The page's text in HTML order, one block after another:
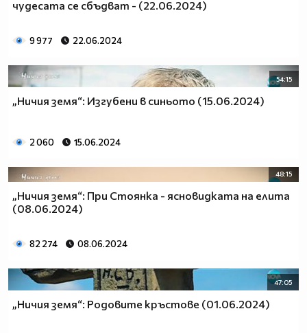
чудесата се сбъдват - (22.06.2024)
9 977 22.06.2024
54:15
„Ничия земя“: Изгубени в синьото (15.06.2024)
2 060 15.06.2024
48:15
„Ничия земя“: При Стоянка - ясновидката на елита
(08.06.2024)
82 274 08.06.2024
47:05
„Ничия земя“: Родовите кръстове (01.06.2024)